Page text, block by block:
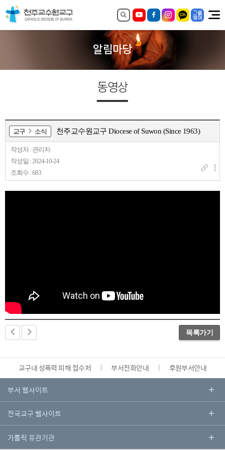
알림마당
동영상
교구 소식 천주교수원교구 Diocese of Suwon (Since 1963)
작성자 : 관리자
작성일 : 2024-10-24
조회수 : 683
목록가기
교구내 성폭력 피해 접수처 부서전화안내 후원부서안내